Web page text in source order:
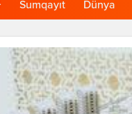
Ana
Səhifə
Sumqayıt Dünya